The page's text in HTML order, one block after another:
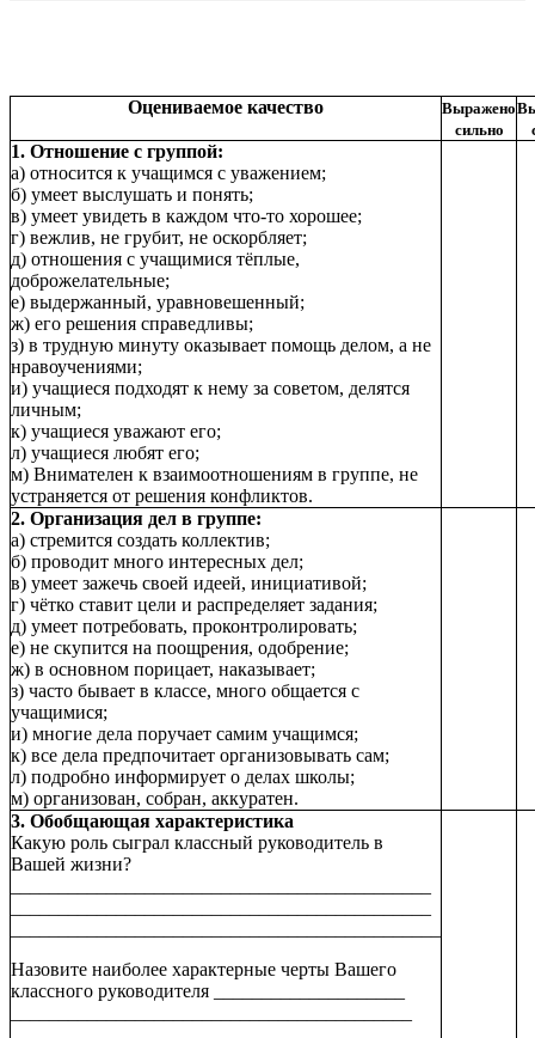
Оцениваемое качество
Выражено
сильно
1. Отношение с группой:
а) относится к учащимся с уважением;
б) умеет выслушать и понять;
в) умеет увидеть в каждом что-то хорошее;
г) вежлив, не грубит, не оскорбляет;
д) отношения с учащимися тёплые,
доброжелательные;
е) выдержанный, уравновешенный;
ж) его решения справедливы;
з) в трудную минуту оказывает помощь делом, а не
нравоучениями;
и) учащиеся подходят к нему за советом, делятся
личным;
к) учащиеся уважают его;
л) учащиеся любят его;
м) Внимателен к взаимоотношениям в группе, не
устраняется от решения конфликтов.
2. Организация дел в группе:
а) стремится создать коллектив;
б) проводит много интересных дел;
в) умеет зажечь своей идеей, инициативой;
г) чётко ставит цели и распределяет задания;
д) умеет потребовать, проконтролировать;
е) не скупится на поощрения, одобрение;
ж) в основном порицает, наказывает;
з) часто бывает в классе, много общается с
учащимися;
и) многие дела поручает самим учащимся;
к) все дела предпочитает организовывать сам;
л) подробно информирует о делах школы;
м) организован, собран, аккуратен.
3. Обобщающая характеристика
Какую роль сыграл классный руководитель в
Вашей жизни?
Назовите наиболее характерные черты Вашего
классного руководителя ____________________